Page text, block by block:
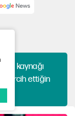
kaynağı
tercih ettiğin